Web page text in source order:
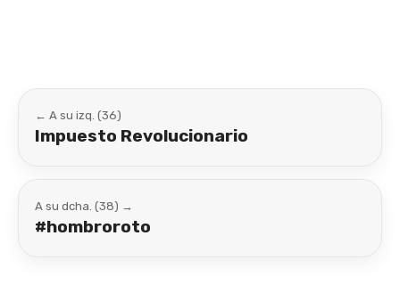
← A su izq. (36)
Impuesto Revolucionario
A su dcha. (38) →
#hombroroto